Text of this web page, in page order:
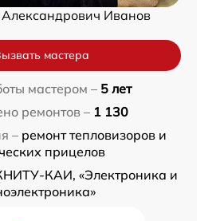
Александрович Иванов
мастера
мастером – 5 лет
ремонтов – 1 130
– ремонт тепловизоров и
прицелов
КАИ, «Электроника и